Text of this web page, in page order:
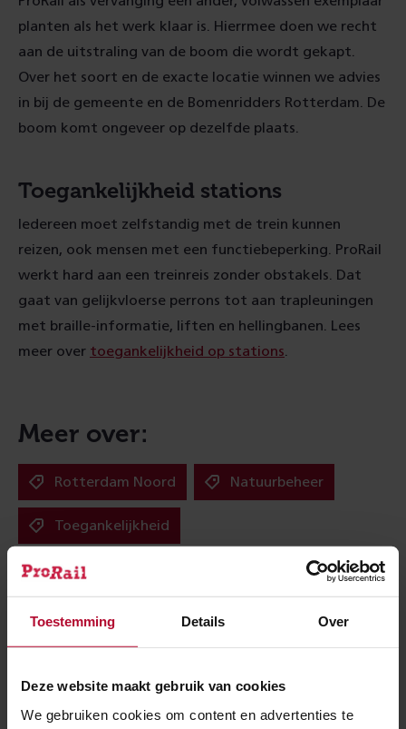
Toestemming Details Over
Deze website maakt gebruik van cookies
We gebruiken cookies om content en advertenties te
planten als het werk klaar is. Hierrmee doen we recht
aan de uitstraling van de boom die wordt gekapt.
Over het soort en de exacte locatie winnen we advies
in bij de gemeente en de Bomenridders Rotterdam. De
boom komt ongeveer op dezelfde plaats.
Toegankelijkheid stations
Iedereen moet zelfstandig met de trein kunnen
reizen, ook mensen met een functiebeperking. ProRail
werkt hard aan een treinreis zonder obstakels. Dat
gaat van gelijkvloerse perrons tot aan trapleuningen
met braille-informatie, liften en hellingbanen. Lees
meer over toegankelijkheid op stations
Meer over:
Rotterdam Noord Natuurbeheer
Toegankelijkheid
Meer nieuws